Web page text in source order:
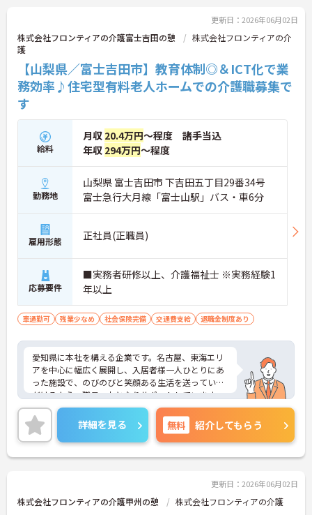
業務の負担、効率化にも力を入れいています。その
分残業も少なくなり、また、ご利用者様との時間も
大切にしていただけます。ご興味のある方は、お気
更新日：2026年06月02日
株式会社フロンティアの介護富士吉田の憩
株式会社フロンティアの介
護
【山梨県／富士吉田市】教育体制◎＆ICT化で業
務効率♪住宅型有料老人ホームでの介護職募集で
す
給料
月収 20.4万円～程度 諸手当込
年収 294万円～程度
勤務地
山梨県 富士吉田市 下吉田五丁目29番34号
富士急行大月線「富士山駅」バス・車6分
雇用形態 正社員(正職員)
応募要件
■実務者研修以上、介護福祉士 ※実務経験1
年以上
車通勤可 残業少なめ 社会保険完備 交通費支給 退職金制度あり
愛知県に本社を構える企業です。名古屋、東海エリ
アを中心に幅広く展開し、入居者様一人ひとりにあ
った施設で、のびのびと笑顔ある生活を送っていた
だけるよう、職員一丸となりサポートしています。
介護士のほか管理栄養士や音楽療法士など、さまざ
まな専門知識を持ったスタッフが在籍し、各セクシ
ョンの垣根を超えて連携もしっかりとあり、相談し
やすい環境です。現場のICT化も進んでおり、iPadを
使ってケア記録ができるシステムを導入したり、Blu
業務の負担、効率化にも力を入れいています。その
分残業も少なくなり、また、ご利用者様との時間も
大切にしていただけます。ご興味のある方は、お気
詳細を見る 無料 紹介してもらう
更新日：2026年06月02日
株式会社フロンティアの介護甲州の憩 株式会社フロンティアの介護